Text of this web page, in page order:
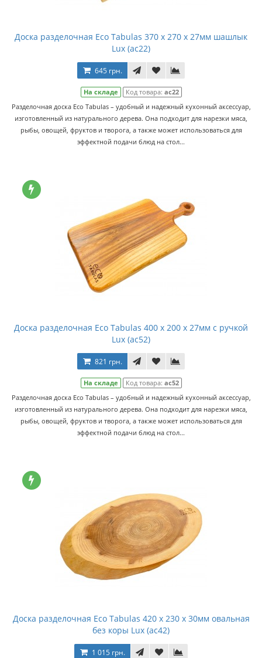
Доска разделочная Eco Tabulas 370 x 270 x 27мм шашлык
Lux (ас22)
645 грн.
На складе Код товара: ас22
Разделочная доска Eco Tabulas – удобный и надежный кухонный аксессуар,
изготовленный из натурального дерева. Она подходит для нарезки мяса,
рыбы, овощей, фруктов и творога, а также может использоваться для
эффектной подачи блюд на стол...
Доска разделочная Eco Tabulas 400 x 200 x 27мм с ручкой
Lux (ас52)
821 грн.
На складе Код товара: ас52
Разделочная доска Eco Tabulas – удобный и надежный кухонный аксессуар,
изготовленный из натурального дерева. Она подходит для нарезки мяса,
рыбы, овощей, фруктов и творога, а также может использоваться для
эффектной подачи блюд на стол...
Доска разделочная Eco Tabulas 420 x 230 x 30мм овальная
без коры Lux (ас42)
1 015 грн.